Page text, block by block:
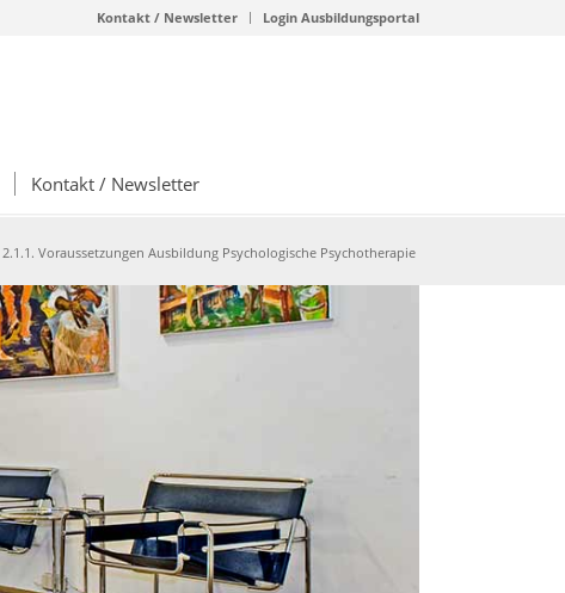
Kontakt / Newsletter Login Ausbildungsportal
Kontakt / Newsletter
2.1.1. Voraussetzungen Ausbildung Psychologische Psychotherapie